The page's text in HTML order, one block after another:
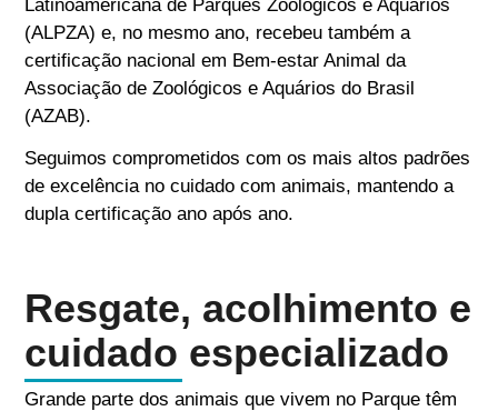
Latinoamericana de Parques Zoológicos e Aquários
(ALPZA) e, no mesmo ano, recebeu também a
certificação nacional em Bem-estar Animal da
Associação de Zoológicos e Aquários do Brasil
(AZAB).
Seguimos comprometidos com os mais altos padrões
de excelência no cuidado com animais, mantendo a
dupla certificação ano após ano.
Resgate, acolhimento e
cuidado especializado
Grande parte dos animais que vivem no Parque têm